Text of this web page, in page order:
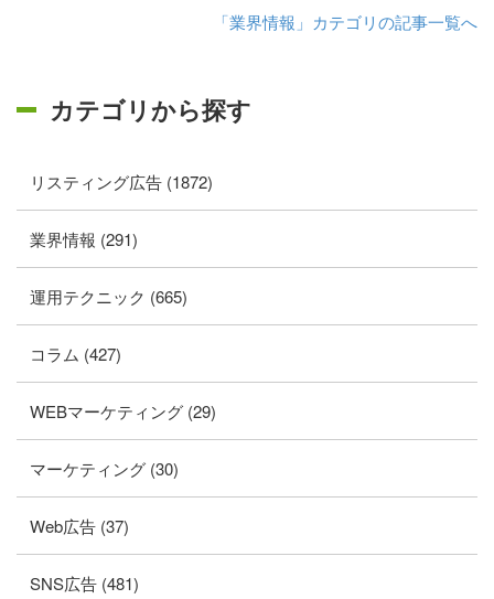
「業界情報」カテゴリの記事一覧へ
カテゴリから探す
リスティング広告 (1872)
業界情報 (291)
運用テクニック (665)
コラム (427)
WEBマーケティング (29)
マーケティング (30)
Web広告 (37)
SNS広告 (481)